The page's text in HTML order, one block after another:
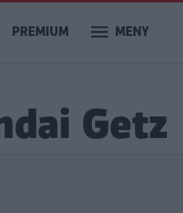
PREMIUM MENY
Getz